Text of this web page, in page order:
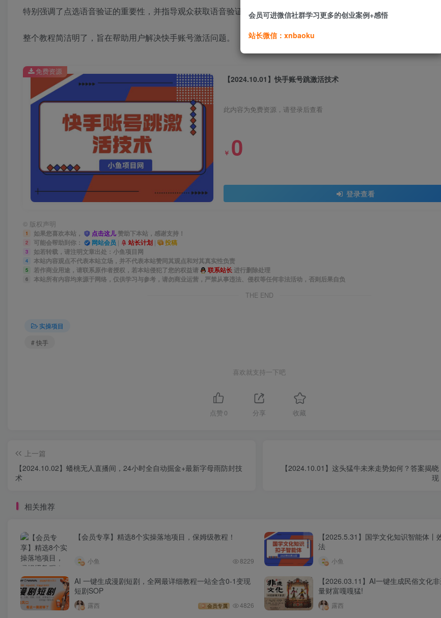
特别强调了点选语音验证的重要性，并指导观众获取语音验证码进行验证，以完成激活过程。
整个教程简洁明了，旨在帮助用户解决快手账号激活问题。
【2024.10.01】快手账号跳激活技术
此内容为免费资源，请登录后查看
￥ 0
登录查看
免费资源
© 版权声明
1 如果您喜欢本站， 点击这儿赞助下本站，感谢支持！
2 可能会帮助到你： 网站会员 | 站长计划 | 投稿
3 如若转载，请注明文章出处：小鱼项目网
4 本站内容观点不代表本站立场，并不代表本站赞同其观点和对其真实性负责
5 若作商业用途，请联系原作者授权，若本站侵犯了您的权益请 联系站长进行删除处理
6
本站所有内容均来源于网络，仅供学习与参考，请勿商业运营，严禁从事违法、侵权等任何非法活动，否则后果自负
THE END
实操项目
# 快手
喜欢就支持一下吧
点赞 0 分享 收藏
上一篇
【2024.10.02】蟠桃无人直播间，24小时全自动掘金+最新字母雨防封技
术
【2024.10.01】这头猛牛未来走势如何？答案揭
现
相关推荐
【会员专享】精选8个实操落地项目，保姆级教程！
小鱼 8229
【2025.5.31】国学文化知识智能体丨
法
小鱼
AI 一键生成漫剧短剧，全网最详细教程一站全含0-1变现
短剧SOP
露西 会员专属 4826
【2026.03.11】AI一键生成民俗文化
量财富嘎嘎猛!
露西
会员可进微信社群学习更多的创业案例+感悟
站长微信：xnbaoku